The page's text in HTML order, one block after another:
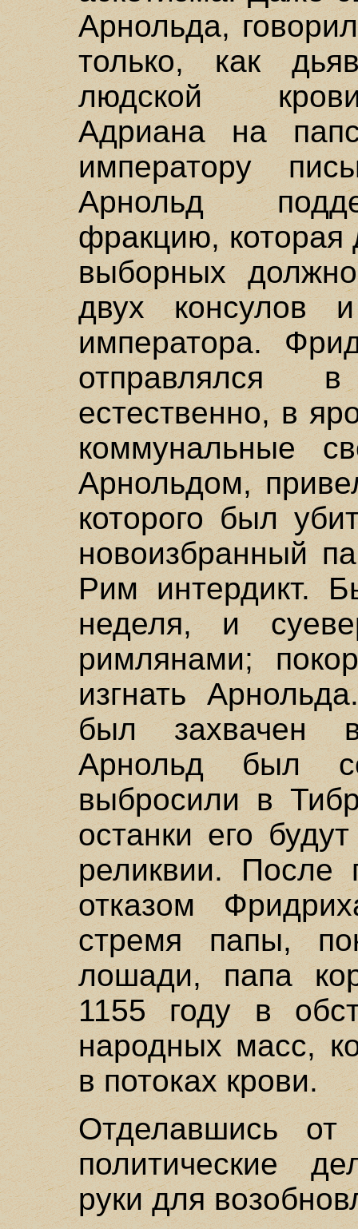
Арнольда,
только, как
людской
Адриана на
императору
Арнольд
фракцию, которая
выборных
двух консулов и
императора.
отправлялся
естественно, в
коммунальные
Арнольдом,
которого был
новоизбранный
Рим интердикт.
неделя, и
римлянами;
изгнать
был захвачен
Арнольд был
выбросили в
останки его
реликвии. После
отказом
стремя папы,
лошади, папа
1155 году в
народных масс,
в потоках крови.
Отделавшись от
политические
руки для